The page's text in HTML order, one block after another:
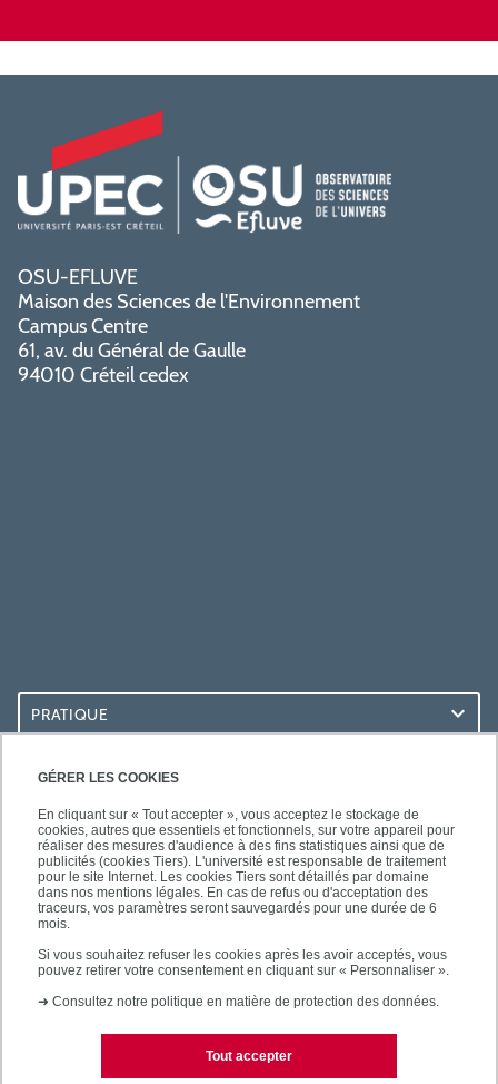
GÉRER LES COOKIES
En cliquant sur « Tout accepter », vous acceptez le stockage de
cookies, autres que essentiels et fonctionnels, sur votre appareil pour
réaliser des mesures d'audience à des fins statistiques ainsi que de
publicités (cookies Tiers). L'université est responsable de traitement
pour le site Internet. Les cookies Tiers sont détaillés par domaine
dans nos mentions légales. En cas de refus ou d'acceptation des
traceurs, vos paramètres seront sauvegardés pour une durée de 6
mois.
Si vous souhaitez refuser les cookies après les avoir acceptés, vous
pouvez retirer votre consentement en cliquant sur « Personnaliser ».
➜ Consultez notre politique en matière de protection des données.
Tout accepter
OSU-EFLUVE
Maison des Sciences de l'Environnement
Campus Centre
61, av. du Général de Gaulle
94010 Créteil cedex
PRATIQUE
ACCÈS RAPIDES
SUIVEZ-NOUS
Mentions légales